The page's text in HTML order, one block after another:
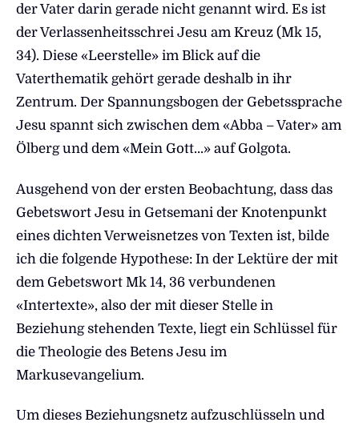
der Vater darin gerade nicht genannt wird. Es ist
der Verlassenheitsschrei Jesu am Kreuz (Mk 15,
34). Diese «Leerstelle» im Blick auf die
Vaterthematik gehört gerade deshalb in ihr
Zentrum. Der Spannungsbogen der Gebetssprache
Jesu spannt sich zwischen dem «Abba – Vater» am
Ölberg und dem «Mein Gott…» auf Golgota.
Ausgehend von der ersten Beobachtung, dass das
Gebetswort Jesu in Getsemani der Knotenpunkt
eines dichten Verweisnetzes von Texten ist, bilde
ich die folgende Hypothese: In der Lektüre der mit
dem Gebetswort Mk 14, 36 verbundenen
«Intertexte», also der mit dieser Stelle in
Beziehung stehenden Texte, liegt ein Schlüssel für
die Theologie des Betens Jesu im
Markusevangelium.
Um dieses Beziehungsnetz aufzuschlüsseln und